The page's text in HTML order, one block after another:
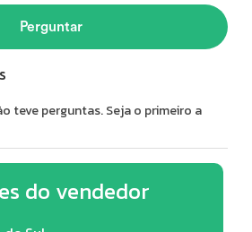
Perguntar
teve perguntas. Seja o primeiro a
do vendedor